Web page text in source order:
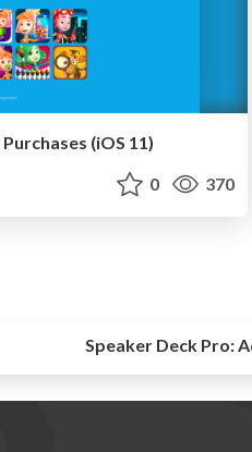
(iOS 11)
0 370
Speaker Deck Pro: